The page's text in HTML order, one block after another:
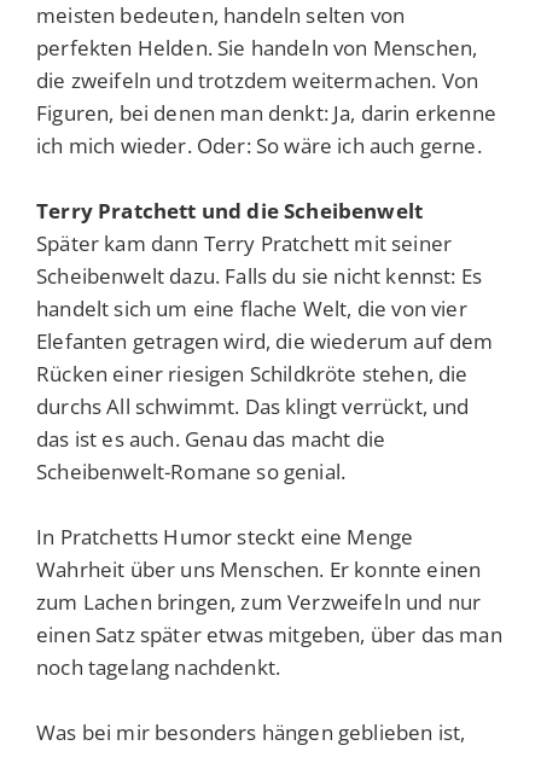
meisten bedeuten, handeln selten von
perfekten Helden. Sie handeln von Menschen,
die zweifeln und trotzdem weitermachen. Von
Figuren, bei denen man denkt: Ja, darin erkenne
ich mich wieder. Oder: So wäre ich auch gerne.
Terry Pratchett und die Scheibenwelt
Später kam dann Terry Pratchett mit seiner
Scheibenwelt dazu. Falls du sie nicht kennst: Es
handelt sich um eine flache Welt, die von vier
Elefanten getragen wird, die wiederum auf dem
Rücken einer riesigen Schildkröte stehen, die
durchs All schwimmt. Das klingt verrückt, und
das ist es auch. Genau das macht die
Scheibenwelt-Romane so genial.
In Pratchetts Humor steckt eine Menge
Wahrheit über uns Menschen. Er konnte einen
zum Lachen bringen, zum Verzweifeln und nur
einen Satz später etwas mitgeben, über das man
noch tagelang nachdenkt.
Was bei mir besonders hängen geblieben ist,